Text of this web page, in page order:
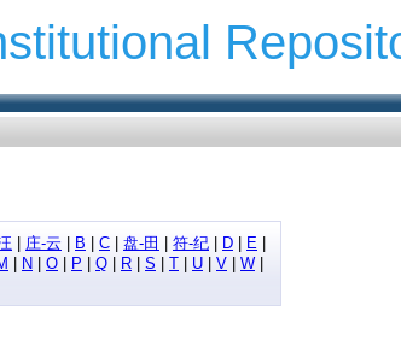
| 庄-云 | B | C | 盘-田 | 符-纪 | D | E |
| N | O | P | Q | R | S | T | U | V | W |